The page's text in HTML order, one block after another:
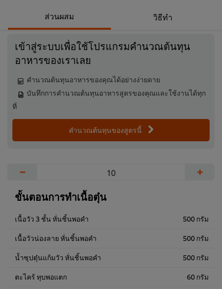
ส่วนผสม วิธีทำ
เข้าสู่ระบบเพื่อใช้โปรแกรมคำนวณต้นทุน
อาหารของเราเลย
คำนวณต้นทุนอาหารของคุณได้อย่างง่ายดาย
บันทึกการคำนวณต้นทุนอาหารสูตรของคุณและใช้งานได้ทุก
ที่
คำนวณต้นทุนของสูตรนี้
− +
ขั้นตอนการทำเนื้อตุ๋น
เนื้อวัว 3 ชั้น หั่นชิ้นพอคำ 500 กรัม
เนื้อวัวน่องลาย หั่นชิ้นพอคำ 500 กรัม
น้ำซุปตุ๋นแก้มวัว หั่นชิ้นพอคำ 500 กรัม
ตะไคร้ ทุบพอแตก 60 กรัม